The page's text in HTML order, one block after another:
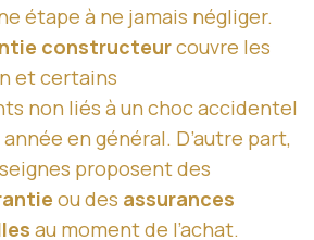
étape à ne jamais négliger.
constructeurcouvre les
et certains
non liés à un choc accidentel
en général. D’autre part,
proposent des
ou des assurances
au moment de l’achat.